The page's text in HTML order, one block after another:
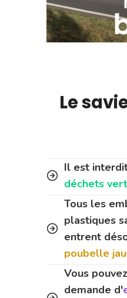
Le
Il est
déchets
Tous les
plastiques
entrent
poubelle
Vous
demande d'